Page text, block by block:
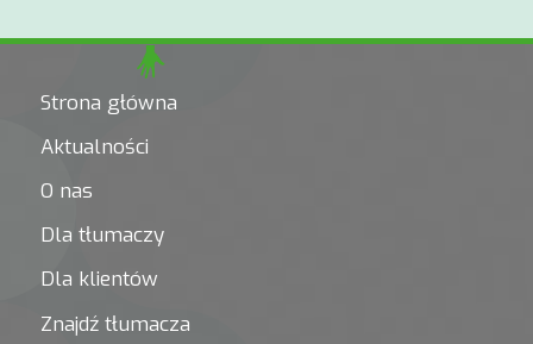
Strona główna
Aktualności
O nas
Dla tłumaczy
Dla klientów
Znajdź tłumacza